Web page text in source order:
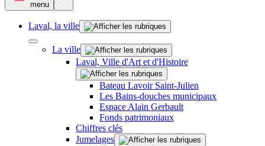
menu
Laval, la ville
La ville
Laval, Ville d'Art et d'Histoire
Bateau Lavoir Saint-Julien
Les Bains-douches municipaux
Espace Alain Gerbault
Fonds patrimoniaux
Chiffres clés
Jumelages